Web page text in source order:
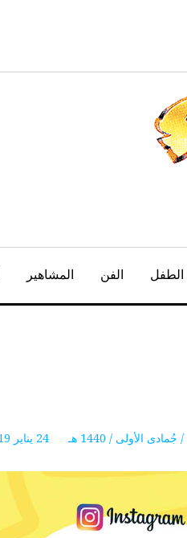
الطفل الفن المشاهير